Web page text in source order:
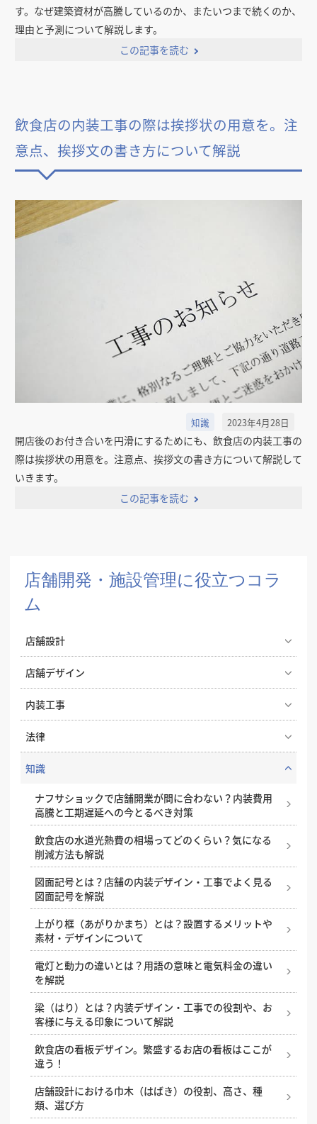
す。なぜ建築資材が高騰しているのか、またいつまで続くのか、
理由と予測について解説します。
この記事を読む
飲食店の内装工事の際は挨拶状の用意を。注
意点、挨拶文の書き方について解説
知識 2023年4月28日
開店後のお付き合いを円滑にするためにも、飲食店の内装工事の
際は挨拶状の用意を。注意点、挨拶文の書き方について解説して
いきます。
この記事を読む
店舗開発・施設管理に役立つコラ
ム
店舗設計
エステサロンの照明で印象が変わる。雰囲気づくりと
飲食店の成功はコンセプト設計から！開業・改装時に
ドライキッチンとウェットキッチン、飲食店の厨房は
どちらがおすすめ？
小さなカフェで成功するコツ、狭小キッチンの内装ア
イデア
基本を解説！飲食店の厨房レイアウト
失敗しない店舗リニューアルのために知っておきたい
ポイントと注意点
店舗内装はDIYしても良い？自分で作るメリットと注
意点
店舗改装を成功させるコツ。改装のタイミングや、改
装時にやると良い施策とは？
店舗にぴったりの床材は？床材の種類と業種別のおす
すめを解説
店舗設計とは？どんな工程があるのか、依頼先はどこ
かなどの基礎知識
集客力の高い店舗入り口の特徴。入りやすい飲食店を
設計するコツ
店舗照明の基礎知識と照明の与える効果
店舗デザイン
喫茶店らしい内装をつくる、店舗デザインとスタイル
実際にあった失敗事例に学ぶ、後悔しない飲食店の店
サード設計がカギ
おしゃれな塾の作り方。少子化・競合激化の中でも
「選ばれる塾」になるコツ
かっこいい店舗デザインを叶えるためのコツ
煙・ニオイ・火気対策がカギ！焼肉屋内装の成功ポイ
ント
集客につながる！トリミングサロンの内装ポイントと
おしゃれ事例
人気のBarはこう作る！スタイル別に見る内装デザイ
ン成功のコツ
美容室に最適な床材とは？選び方とおすすめ5選
中華料理店の内装デザイン成功の秘訣！開業・改装で
失敗しないためのポイントとは？
集客を左右するエステサロンの内装デザイン。ポイン
ト、費用相場を解説
内装工事
オフィス移転の内装工事で失敗しないためのポイン
店舗の内装で失敗しないための内装業者の探し方と選
店舗開業のために知っておきたい、内装工事の種類と
基礎工事とは？種類と工程・流れをわかりやすく解説
内装工事の見積もり依頼時の注意点、見積もり項目の
見方やポイント
オシャレなコンクリート打ちっぱなしの内装のメリッ
ト・デメリット
内装工事の費用と内訳、コストを安く抑えるためのポ
イント
DIYでお店のコンセントを増設したい？それ、資格が
必要です！費用相場も紹介
飲食店がスケルトン天井にした場合のメリット・デメ
リット
内装工事費用における、耐用年数と減価償却
法律
2026年度の店舗開業や内装工事を有利に進める！補助
飲食店 建築基準法の内装制限とは？開業前に知ってお
きたい安全基準と注意点
飲食店開業の際に知っておきたい、補助金・助成金
【2025年版】
喫煙喫茶はつくれる？実現方法と店内喫煙ルールにつ
いておさらい
飲食店を開業するなら、個人事業主と法人どっちがい
いの？
飲食店オーナーが知っておきたい消防法。消防設備の
設置基準や届け出などを解説
悩みやすい店舗内装工事の勘定科目4つについて、例
を挙げながら分かりやすく解説
飲食店開業に必須の消防検査の流れ、内容、ポイント
美容室の開業時に必要な保健所への届け出について解
説
知識
ナフサショックで店舗開業が間に合わない？内装費用
高騰と工期遅延への今とるべき対策
飲食店の水道光熱費の相場ってどのくらい？気になる
削減方法も解説
図面記号とは？店舗の内装デザイン・工事でよく見る
図面記号を解説
上がり框（あがりかまち）とは？設置するメリットや
素材・デザインについて
電灯と動力の違いとは？用語の意味と電気料金の違い
を解説
梁（はり）とは？内装デザイン・工事での役割や、お
客様に与える印象について解説
飲食店の看板デザイン。繁盛するお店の看板はここが
違う！
店舗設計における巾木（はばき）の役割、高さ、種
類、選び方